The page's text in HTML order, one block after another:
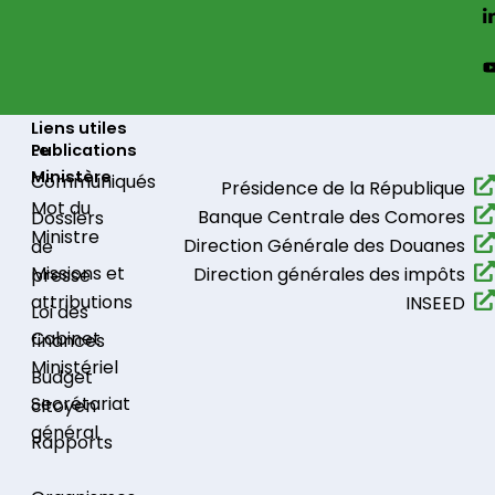
Le
Ministère
Mot du
Ministre
Missions et
attributions
Cabinet
Ministériel
Secrétariat
général
Publications
Communiqués​
Dossiers
de
presse
Loi des
finances
Budget
citoyen
Rapports
Liens utiles
Présidence de la République​
Banque Centrale des Comores
Direction Générale des Douanes
Direction générales des impôts
INSEED